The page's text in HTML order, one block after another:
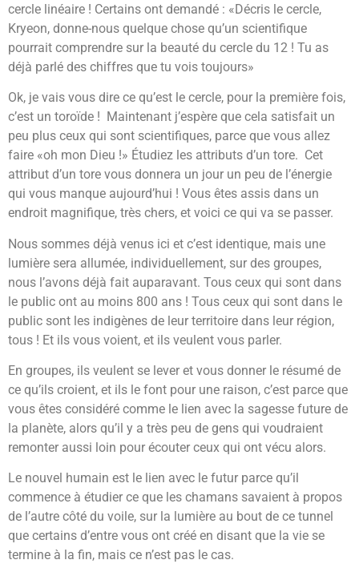
cercle linéaire ! Certains ont demandé : «Décris le cercle,
Kryeon, donne-nous quelque chose qu’un scientifique
pourrait comprendre sur la beauté du cercle du 12 ! Tu as
déjà parlé des chiffres que tu vois toujours»
Ok, je vais vous dire ce qu’est le cercle, pour la première fois,
c’est un toroïde ! Maintenant j’espère que cela satisfait un
peu plus ceux qui sont scientifiques, parce que vous allez
faire «oh mon Dieu !» Étudiez les attributs d’un tore. Cet
attribut d’un tore vous donnera un jour un peu de l’énergie
qui vous manque aujourd’hui ! Vous êtes assis dans un
endroit magnifique, très chers, et voici ce qui va se passer.
Nous sommes déjà venus ici et c’est identique, mais une
lumière sera allumée, individuellement, sur des groupes,
nous l’avons déjà fait auparavant. Tous ceux qui sont dans
le public ont au moins 800 ans ! Tous ceux qui sont dans le
public sont les indigènes de leur territoire dans leur région,
tous ! Et ils vous voient, et ils veulent vous parler.
En groupes, ils veulent se lever et vous donner le résumé de
ce qu’ils croient, et ils le font pour une raison, c’est parce que
vous êtes considéré comme le lien avec la sagesse future de
la planète, alors qu’il y a très peu de gens qui voudraient
remonter aussi loin pour écouter ceux qui ont vécu alors.
Le nouvel humain est le lien avec le futur parce qu’il
commence à étudier ce que les chamans savaient à propos
de l’autre côté du voile, sur la lumière au bout de ce tunnel
que certains d’entre vous ont créé en disant que la vie se
termine à la fin, mais ce n’est pas le cas.